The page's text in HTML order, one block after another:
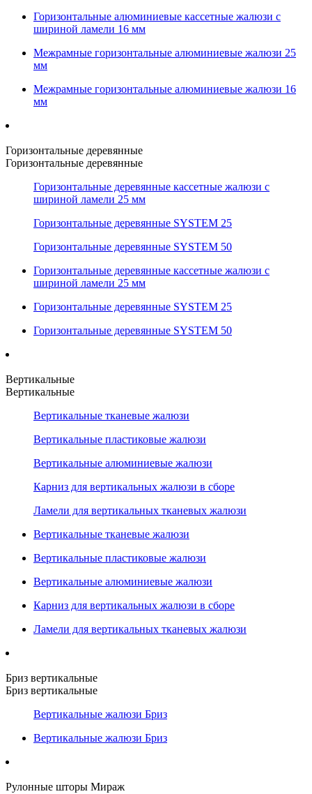
Горизонтальные алюминиевые кассетные жалюзи с
шириной ламели 16 мм
Межрамные горизонтальные алюминиевые жалюзи 25
мм
Межрамные горизонтальные алюминиевые жалюзи 16
мм
Горизонтальные деревянные
Горизонтальные деревянные
Горизонтальные деревянные кассетные жалюзи с
шириной ламели 25 мм
Горизонтальные деревянные SYSTEM 25
Горизонтальные деревянные SYSTEM 50
Горизонтальные деревянные кассетные жалюзи с
шириной ламели 25 мм
Горизонтальные деревянные SYSTEM 25
Горизонтальные деревянные SYSTEM 50
Вертикальные
Вертикальные
Вертикальные тканевые жалюзи
Вертикальные пластиковые жалюзи
Вертикальные алюминиевые жалюзи
Карниз для вертикальных жалюзи в сборе
Ламели для вертикальных тканевых жалюзи
Вертикальные тканевые жалюзи
Вертикальные пластиковые жалюзи
Вертикальные алюминиевые жалюзи
Карниз для вертикальных жалюзи в сборе
Ламели для вертикальных тканевых жалюзи
Бриз вертикальные
Бриз вертикальные
Вертикальные жалюзи Бриз
Вертикальные жалюзи Бриз
Рулонные шторы Мираж